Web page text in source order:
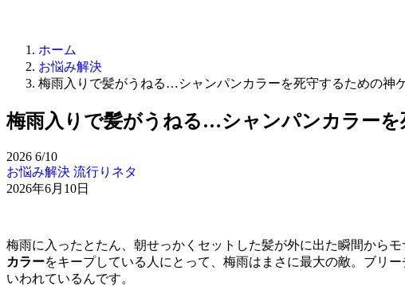
ホーム
お悩み解決
梅雨入りで髪がうねる…シャンパンカラーを死守するための神ケ
梅雨入りで髪がうねる…シャンパンカラーを
2026 6/10
お悩み解決 流行りネタ
2026年6月10日
梅雨に入ったとたん、朝せっかくセットした髪が外に出た瞬間か
カラーをキープしている人にとって、梅雨はまさに最大の敵。ブリ
いわれているんです。